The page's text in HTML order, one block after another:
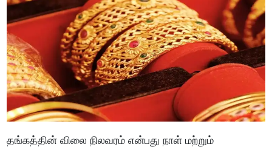
தங்கத்தின் விலை நிலவரம் என்பது நாள் மற்றும்